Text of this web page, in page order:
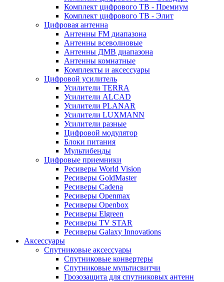
Комплект цифрового ТВ - Премиум
Комплект цифрового ТВ - Элит
Цифровая антенна
Антенны FM диапазона
Антенны всеволновые
Антенны ДМВ диапазона
Антенны комнатные
Комплекты и аксессуары
Цифровой усилитель
Усилители TERRA
Усилители ALCAD
Усилители PLANAR
Усилители LUXMANN
Усилители разные
Цифровой модулятор
Блоки питания
Мультибенды
Цифровые приемники
Ресиверы World Vision
Ресиверы GoldMaster
Ресиверы Cadena
Ресиверы Openmax
Ресиверы Openbox
Ресиверы Elgreen
Ресиверы TV STAR
Ресиверы Galaxy Innovations
Аксессуары
Спутниковые аксессуары
Спутниковые конвертеры
Спутниковые мультисвитчи
Грозозащита для спутниковых антенн